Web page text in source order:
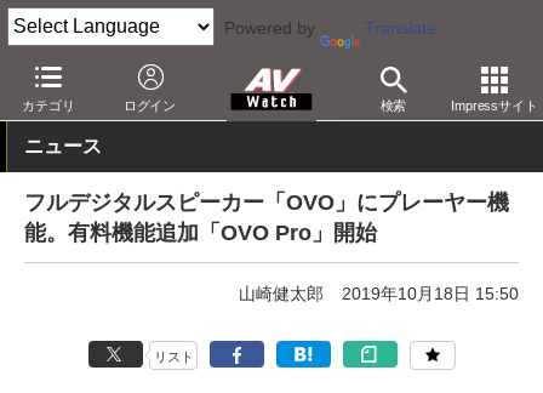
Powered by Translate
カテゴリ ログイン 検索 Impressサイト
AV Watch 製品 Bluetoothスピーカー
ニュース
フルデジタルスピーカー「OVO」にプレーヤー機
能。有料機能追加「OVO Pro」開始
山崎健太郎 2019年10月18日 15:50
リスト